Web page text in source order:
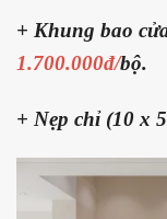
+ Khung bao
1.700.000đ/bộ.
+ Nẹp chỉ (10 x